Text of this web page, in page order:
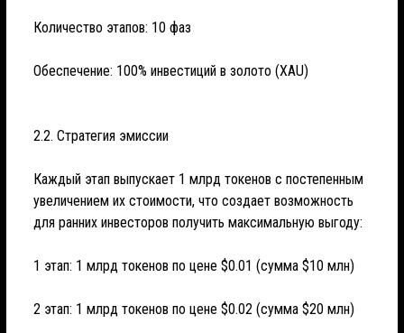
Количество этапов: 10 фаз
Обеспечение: 100% инвестиций в золото (XAU)
2.2. Стратегия эмиссии
Каждый этап выпускает 1 млрд токенов с постепенным
увеличением их стоимости, что создает возможность
для ранних инвесторов получить максимальную выгоду:
1 этап: 1 млрд токенов по цене $0.01 (сумма $10 млн)
2 этап: 1 млрд токенов по цене $0.02 (сумма $20 млн)